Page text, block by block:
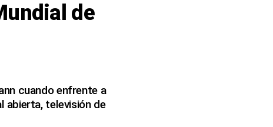
de
cuando enfrente a
abierta, televisión de